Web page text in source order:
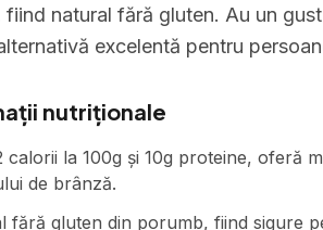
fiind natural fără gluten. Au un
excelentă pentru
nutriționale
calorii la 100g și 10g proteine, oferă
de brânză.
fără gluten din porumb, fiind sigure